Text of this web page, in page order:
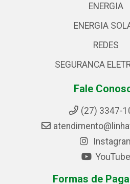
ENERGIA
ENERGIA
REDES
SEGURANCA
Fale
(27) 3347-
YouTube
Formas de